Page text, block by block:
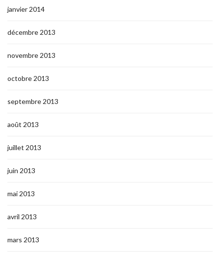
janvier 2014
décembre 2013
novembre 2013
octobre 2013
septembre 2013
août 2013
juillet 2013
juin 2013
mai 2013
avril 2013
mars 2013